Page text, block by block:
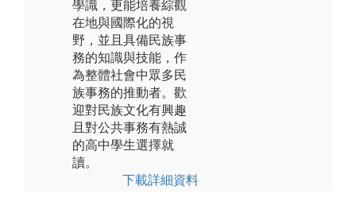
學識，更能培養綜觀
在地與國際化的視
野，並且具備民族事
務的知識與技能，作
為整體社會中眾多民
族事務的推動者。歡
迎對民族文化有興趣
且對公共事務有熱誠
的高中學生選擇就
讀。
下載詳細資料